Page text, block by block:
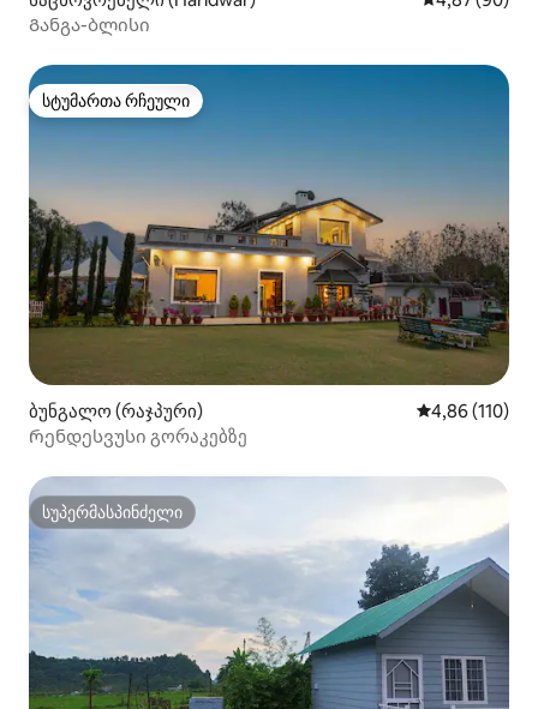
Განგა-ბლისი
სტუმართა რჩეული
სტუმართა რჩეული
ბუნგალო (რაჯპური) საშუალო
4,86 (110)
Რენდესვუსი გორაკებზე
სუპერმასპინძელი
სუპერმასპინძელი